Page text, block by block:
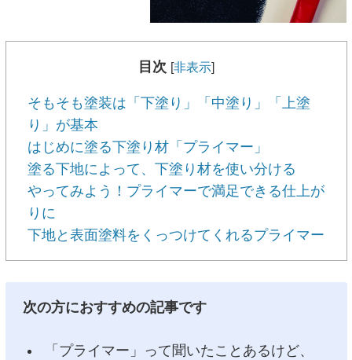
目次 [非表示]
そもそも塗装は「下塗り」「中塗り」「上塗
り」が基本
はじめに塗る下塗り材「プライマー」
塗る下地によって、下塗り材を使い分ける
やってみよう！プライマーで満足できる仕上が
りに
下地と表面塗料をくっつけてくれるプライマー
次の方におすすめの記事です
「プライマー」って聞いたことあるけど、